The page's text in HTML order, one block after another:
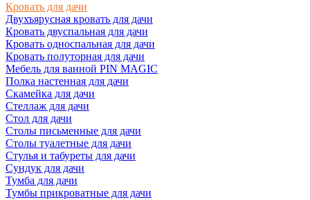
Кровать для дачи
Двухъярусная кровать для дачи
Кровать двуспальная для дачи
Кровать односпальная для дачи
Кровать полуторная для дачи
Мебель для ванной PIN MAGIC
Полка настенная для дачи
Скамейка для дачи
Стеллаж для дачи
Стол для дачи
Столы письменные для дачи
Столы туалетные для дачи
Стулья и табуреты для дачи
Сундук для дачи
Тумба для дачи
Тумбы прикроватные для дачи